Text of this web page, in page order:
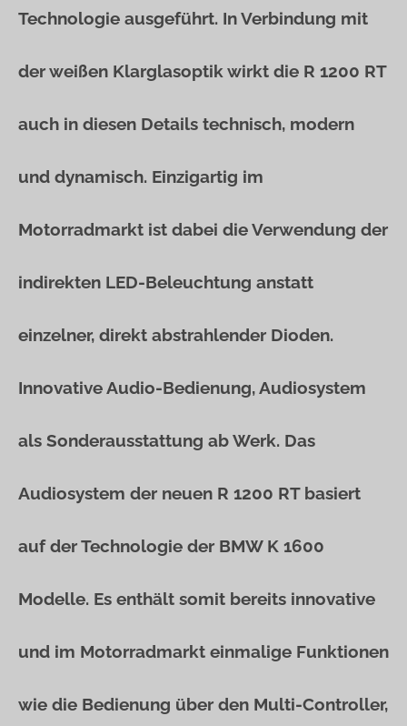
Technologie ausgeführt. In Verbindung mit
der weißen Klarglasoptik wirkt die R 1200 RT
auch in diesen Details technisch, modern
und dynamisch. Einzigartig im
Motorradmarkt ist dabei die Verwendung der
indirekten LED-Beleuchtung anstatt
einzelner, direkt abstrahlender Dioden.
Innovative Audio-Bedienung, Audiosystem
als Sonderausstattung ab Werk. Das
Audiosystem der neuen R 1200 RT basiert
auf der Technologie der BMW K 1600
Modelle. Es enthält somit bereits innovative
und im Motorradmarkt einmalige Funktionen
wie die Bedienung über den Multi-Controller,